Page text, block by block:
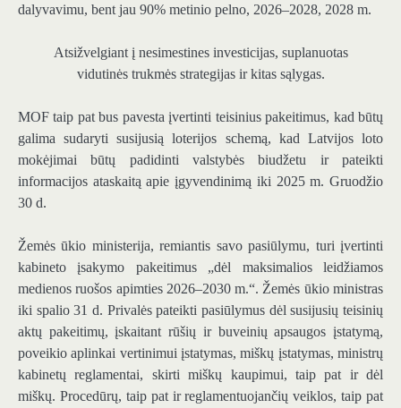
dalyvavimu, bent jau 90% metinio pelno, 2026–2028, 2028 m.
Atsižvelgiant į nesimestines investicijas, suplanuotas
vidutinės trukmės strategijas ir kitas sąlygas.
MOF taip pat bus pavesta įvertinti teisinius pakeitimus, kad būtų
galima sudaryti susijusią loterijos schemą, kad Latvijos loto
mokėjimai būtų padidinti valstybės biudžetu ir pateikti
informacijos ataskaitą apie įgyvendinimą iki 2025 m. Gruodžio
30 d.
Žemės ūkio ministerija, remiantis savo pasiūlymu, turi įvertinti
kabineto įsakymo pakeitimus „dėl maksimalios leidžiamos
medienos ruošos apimties 2026–2030 m.“. Žemės ūkio ministras
iki spalio 31 d. Privalės pateikti pasiūlymus dėl susijusių teisinių
aktų pakeitimų, įskaitant rūšių ir buveinių apsaugos įstatymą,
poveikio aplinkai vertinimui įstatymas, miškų įstatymas, ministrų
kabinetų reglamentai, skirti miškų kaupimui, taip pat ir dėl
miškų. Procedūrų, taip pat ir reglamentuojančių veiklos, taip pat